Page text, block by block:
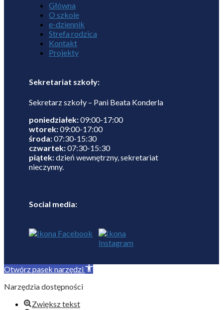
Główna
O szkole
e-dziennik
Strefa rodzica
Kontakt
Projekty
Sekretariat szkoły:
Sekretarz szkoły – Pani Beata Konderla
poniedziałek:09:00-17:00
wtorek:09:00-17:00
środa:07:30-15:30
czwartek:07:30-15:30
piątek:dzień wewnętrzny, sekretariat
nieczynny.
Social media:
Otwórz pasek narzędzi
Narzędzia dostępności
Zwiększ tekst